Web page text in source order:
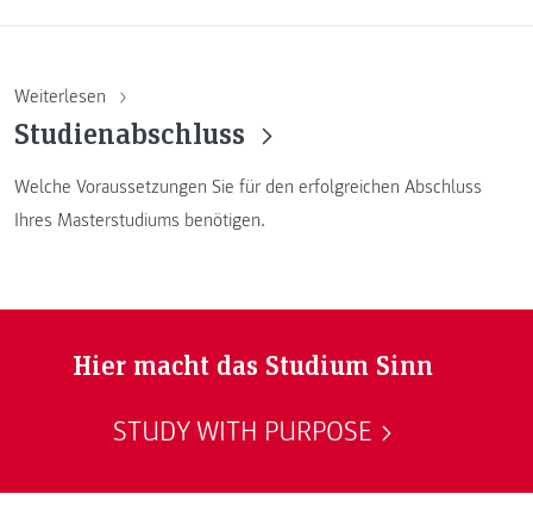
Weiterlesen
Studienabschluss
Welche Voraussetzungen Sie für den erfolgreichen Abschluss
Ihres Masterstudiums benötigen.
Hier macht das Studium Sinn
STUDY WITH PURPOSE